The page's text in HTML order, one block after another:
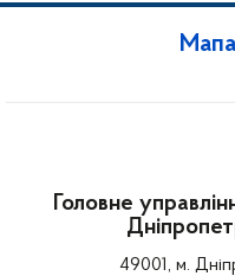
Головне
49001, м.